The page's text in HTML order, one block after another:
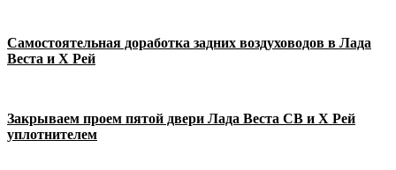
Самостоятельная доработка задних воздуховодов в Лада
Веста и Х Рей
Закрываем проем пятой двери Лада Веста СВ и Х Рей
уплотнителем